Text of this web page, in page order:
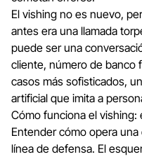
El vishing no es nuevo,
antes era una llamada
puede ser una
cliente, número de banco
casos más sofisticados,
artificial que imita a
Cómo funciona el vishing:
Entender cómo opera
línea de defensa. El